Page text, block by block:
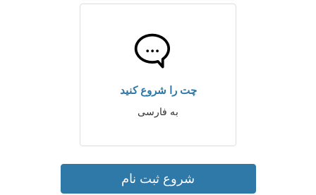
چت را شروع کنید
به فارسی
شروع ثبت نام